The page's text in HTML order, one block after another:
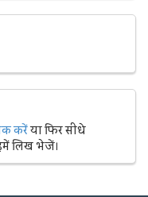
करेंया फिर सीधे
लिख भेजें।